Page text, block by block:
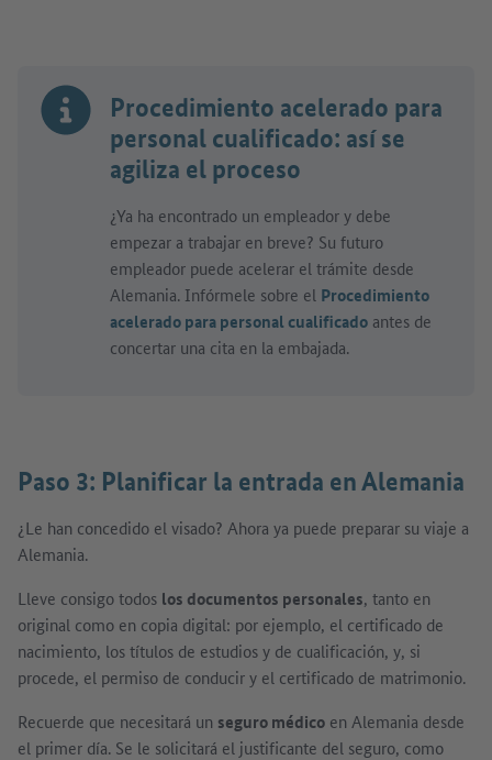
Procedimiento acelerado para
personal cualificado: así se
agiliza el proceso
¿Ya ha encontrado un empleador y debe
empezar a trabajar en breve? Su futuro
empleador puede acelerar el trámite desde
Alemania. Infórmele sobre el Procedimiento
acelerado para personal cualificado antes de
concertar una cita en la embajada.
Paso 3: Planificar la entrada en Alemania
¿Le han concedido el visado? Ahora ya puede preparar su viaje a
Alemania.
Lleve consigo todos los documentos personales, tanto en
original como en copia digital: por ejemplo, el certificado de
nacimiento, los títulos de estudios y de cualificación, y, si
procede, el permiso de conducir y el certificado de matrimonio.
Recuerde que necesitará un seguro médico en Alemania desde
el primer día. Se le solicitará el justificante del seguro, como